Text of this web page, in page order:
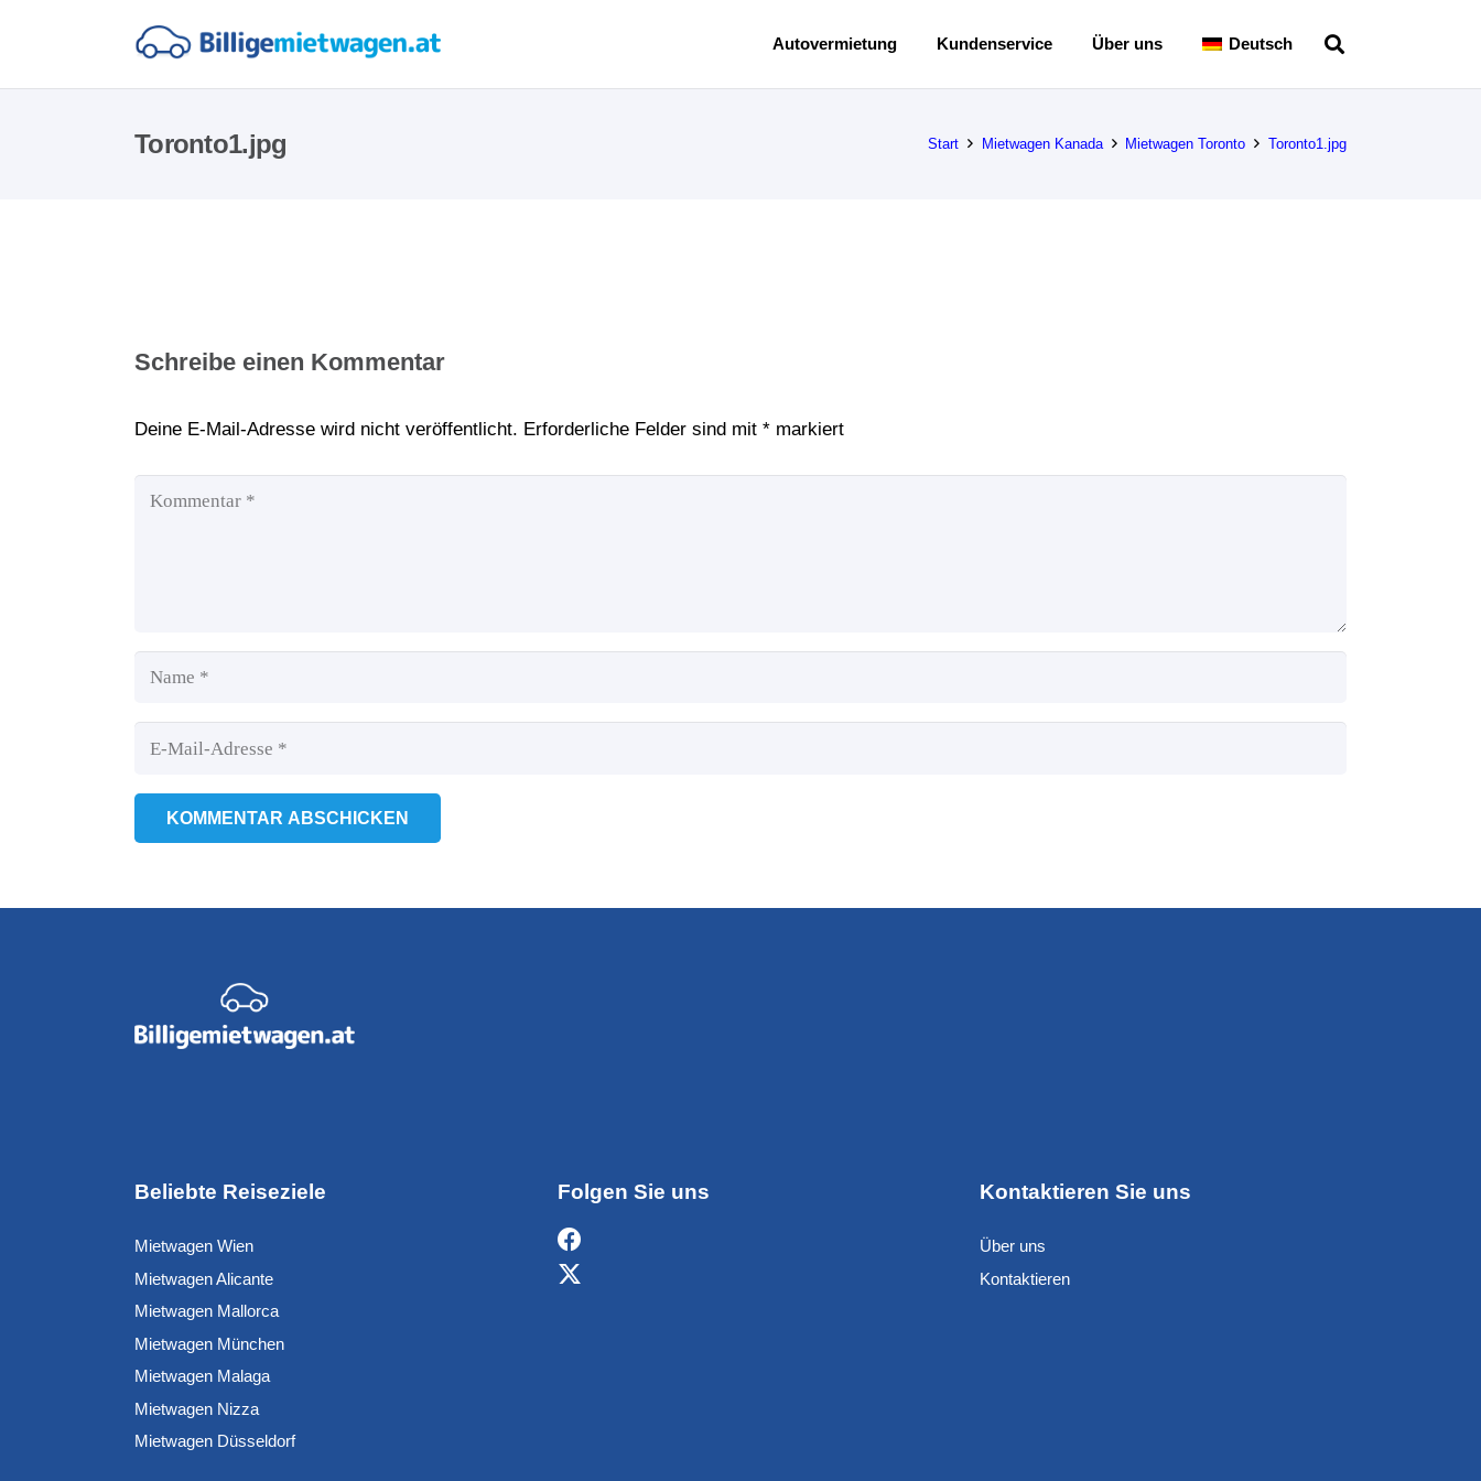
Autovermietung Kundenservice Über uns Deutsch
Toronto1.jpg Start Mietwagen Kanada Mietwagen Toronto Toronto1.jpg
Schreibe einen Kommentar
Deine E-Mail-Adresse wird nicht veröffentlicht. Erforderliche Felder sind mit * markiert
KOMMENTAR ABSCHICKEN
Beliebte Reiseziele
Mietwagen Wien
Mietwagen Alicante
Mietwagen Mallorca
Mietwagen München
Mietwagen Malaga
Mietwagen Nizza
Mietwagen Düsseldorf
Folgen Sie uns Kontaktieren Sie uns
Über uns
Kontaktieren